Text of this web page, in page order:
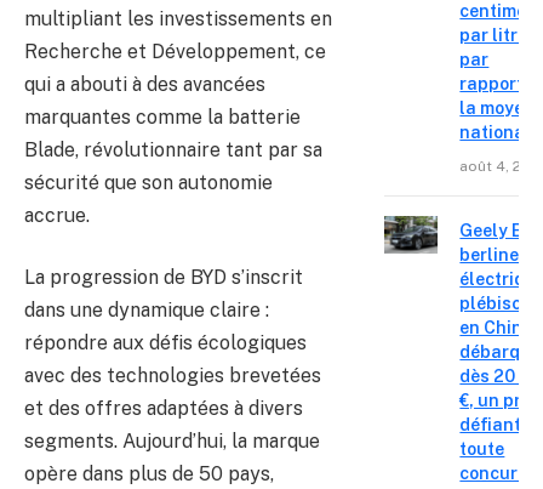
multipliant les investissements en
Recherche et Développement, ce
qui a abouti à des avancées
marquantes comme la batterie
Blade, révolutionnaire tant par sa
sécurité que son autonomie
accrue.
La progression de BYD s’inscrit
dans une dynamique claire :
répondre aux défis écologiques
avec des technologies brevetées
et des offres adaptées à divers
segments. Aujourd’hui, la marque
opère dans plus de 50 pays,
centimes
par litre
par
rapport à
la
nationale
août 4,
Geely E2
berline
en Chine
débarque
dès 20
€, un prix
défiant
toute